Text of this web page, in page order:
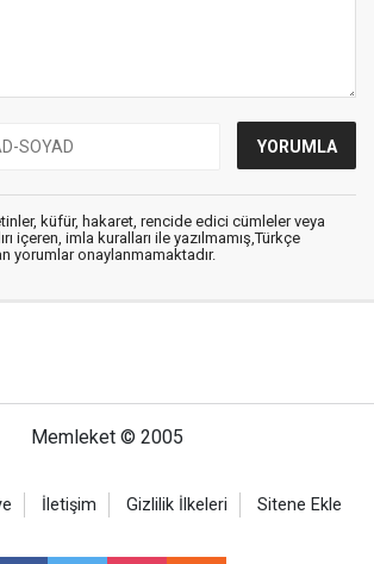
küfür, hakaret, rencide edici cümleler veya
içeren, imla kuralları ile yazılmamış,Türkçe
yorumlar onaylanmamaktadır.
Memleket © 2005
İletişim Gizlilik İlkeleri Sitene Ekle